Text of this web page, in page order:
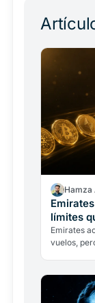
Hamza
límites
Emirates
vuelos,